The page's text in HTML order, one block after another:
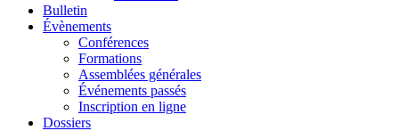
Bulletin
Évènements
Conférences
Formations
Assemblées générales
Événements passés
Inscription en ligne
Dossiers